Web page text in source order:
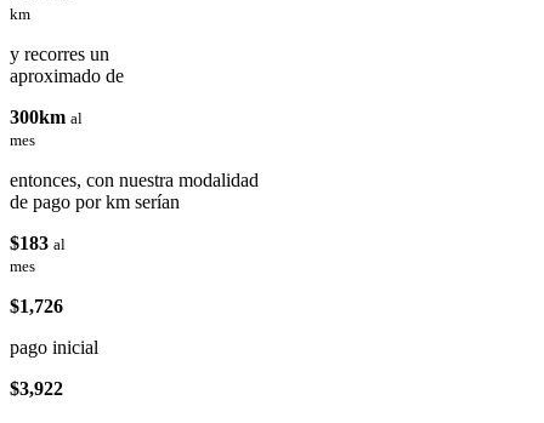
km
y recorres un
aproximado de
300km al
mes
entonces, con nuestra modalidad
de pago por km serían
$183 al
mes
$1,726
pago inicial
$3,922